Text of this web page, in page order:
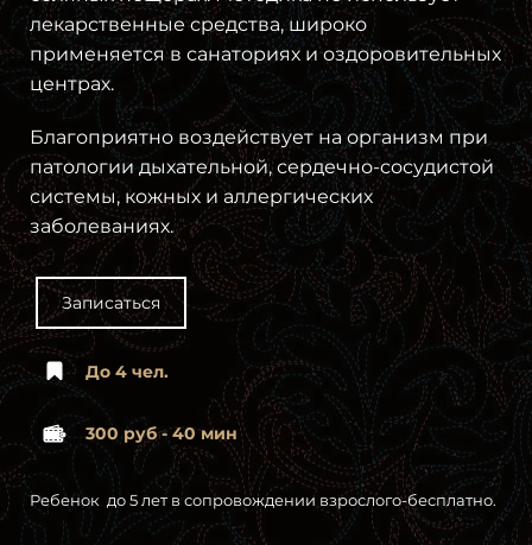
лекарственные средства, широко
применяется в санаториях и оздоровительных
центрах.
Благоприятно воздействует на организм при
патологии дыхательной, сердечно-сосудистой
системы, кожных и аллергических
заболеваниях.
Записаться
До 4 чел.
300 руб - 40 мин
Ребенок до 5 лет в сопровождении взрослого-бесплатно.